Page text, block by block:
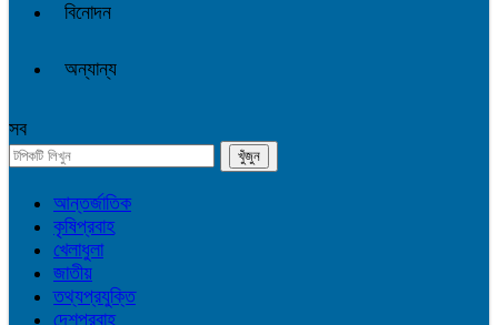
বিনোদন
অন্যান্য
সব
আন্তর্জাতিক
কৃষিপ্রবাহ
খেলাধুলা
জাতীয়
তথ্যপ্রযুক্তি
দেশপ্রবাহ